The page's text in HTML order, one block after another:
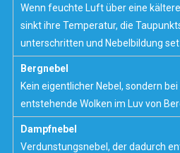
Wenn feuchte Luft über eine
sinkt ihre Temperatur, die
unterschritten und Nebelbildung
Bergnebel
Kein eigentlicher Nebel, sondern
entstehende Wolken im Luv von
Dampfnebel
Verdunstungsnebel, der dadurch